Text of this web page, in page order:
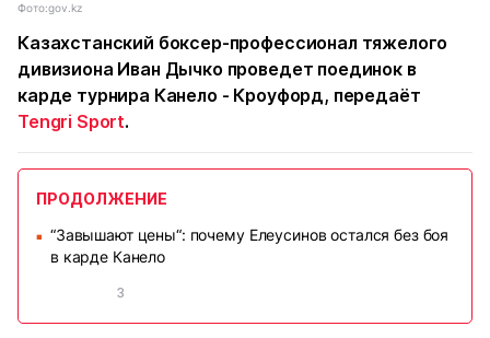
Фото:gov.kz
Казахстанский боксер-профессионал тяжелого
дивизиона Иван Дычко проведет поединок в
карде турнира Канело - Кроуфорд, передаёт
Tengri Sport.
ПРОДОЛЖЕНИЕ
■
“Завышают цены“: почему Елеусинов остался без боя
в карде Канело
3